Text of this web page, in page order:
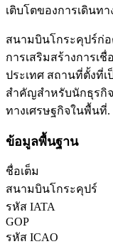
เติบโตของการเดินท
สนามบินโกระคุปร์ก่
การเสริมสร้างการเ
ประเทศ สถานที่ตั้งที่
สำคัญสำหรับนักธุรกิจ
ทางเศรษฐกิจในพื้นที่.
ข้อมูลพื้นฐาน
ชื่อเต็ม
สนามบินโกระคุปร์
รหัส IATA
GOP
รหัส ICAO